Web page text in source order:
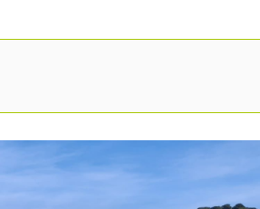
ferroviari fa caure un 21% els
Les platges sense fum ja arriben a
prop del 80% del litoral barceloní